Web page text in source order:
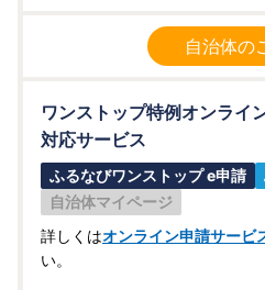
自治体の
ワンストップ特例オンライ
対応サービス
ふるなびワンストップ e申請
自治体マイページ
詳しくはオンライン申請サービ
い。